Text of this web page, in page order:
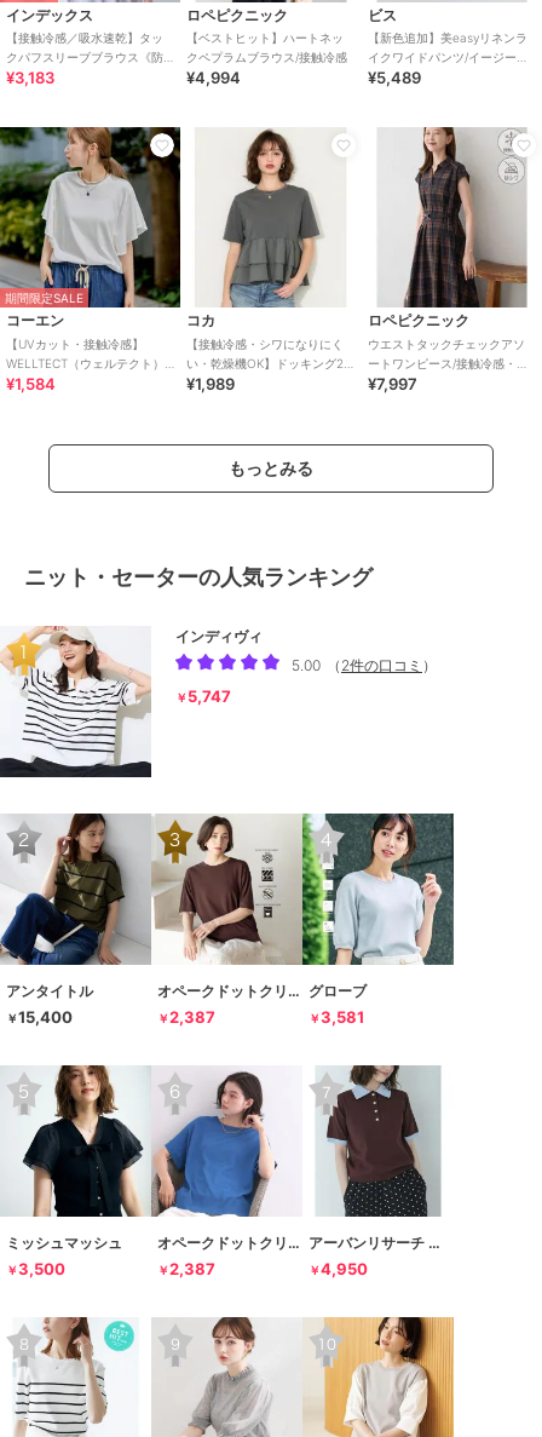
インデックス
【接触冷感／吸水速乾】タッ
クパフスリーブブラウス《防
シワ／洗濯機OK／XS～3L／
¥3,183
ロペピクニック
【ベストヒット】ハートネッ
クペプラムブラウス/接触冷感
¥4,994
ビス
【新色追加】美easyリネンラ
イクワイドパンツ/イージーケ
ア・接触冷感・セットアップ
¥5,489
期間限定SALE
コーエン
【UVカット・接触冷感】
WELLTECT（ウェルテクト）
USAコットン フレアスリーブ
¥1,584
コカ
【接触冷感・シワになりにく
い・乾燥機OK】ドッキング2
段フリルTシャツ 全2色
¥1,989
ロペピクニック
ウエストタックチェックアソ
ートワンピース/接触冷感・防
シワ・リンクコーデ
¥7,997
もっとみる
ニット・セーターの人気ランキング
インディヴィ
5.00
（ 2件の口コミ ）
￥ 5,747
アンタイトル
￥15,400
オペークドットクリップ
￥2,387
グローブ
￥3,581
ミッシュマッシュ
￥3,500
オペークドットクリップ
￥2,387
アーバンリサーチ サニーレーベル
￥4,950